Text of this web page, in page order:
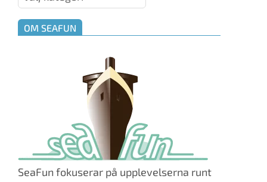
OM SEAFUN
SeaFun fokuserar på upplevelserna runt